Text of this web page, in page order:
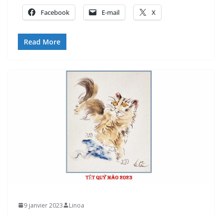
Facebook E-mail X
Read More
9 janvier 2023 Linoa